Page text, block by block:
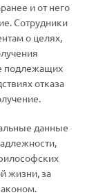
и от него
Сотрудники
о целях,
подлежащих
отказа
данные
жизни, за